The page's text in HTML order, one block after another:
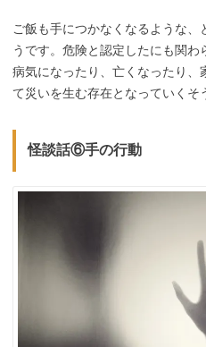
ご飯も手につかなくなるような
うです。危険と認定したにも関
病気になったり、亡くなったり、
て災いを生む存在となっていくそ
怪談話⑥手の行動